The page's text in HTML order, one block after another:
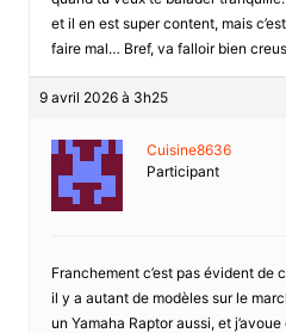
et il en est super content, mais
faire mal… Bref, va falloir bien
9 avril 2026 à 3h25
Cuisine8636
Participant
Franchement c’est pas évident de
il y a autant de modèles sur le
un Yamaha Raptor aussi, et j’avoue